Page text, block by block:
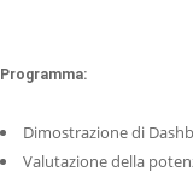
Programma:
Dimostrazione di
Valutazione della